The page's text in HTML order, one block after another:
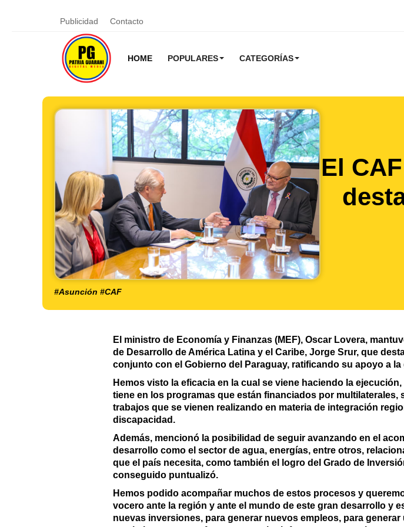
Publicidad Contacto
HOME POPULARES CATEGORÍAS
#Asunción #CAF
El
El ministro de Economía y Finanzas (MEF), Oscar Lovera,
de Desarrollo de América Latina y el Caribe, Jorge Srur, que
conjunto con el Gobierno del Paraguay, ratificando su apoyo a
Hemos visto la eficacia en la cual se viene haciendo la
tiene en los programas que están financiados por
trabajos que se vienen realizando en materia de integración
discapacidad.
Además, mencionó la posibilidad de seguir avanzando en el
desarrollo como el sector de agua, energías, entre otros,
que el país necesita, como también el logro del Grado de
conseguido puntualizó.
Hemos podido acompañar muchos de estos procesos y
vocero ante la región y ante el mundo de este gran desarrollo y
nuevas inversiones, para generar nuevos empleos, para